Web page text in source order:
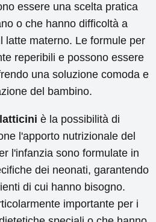
essere una scelta pratica
o che hanno difficoltà a
latte materno. Le formule per
reperibili e possono essere
una soluzione comoda e
del bambino.
latticini è la possibilità di
l'apporto nutrizionale del
l'infanzia sono formulate in
dei neonati, garantendo
di cui hanno bisogno.
importante per i